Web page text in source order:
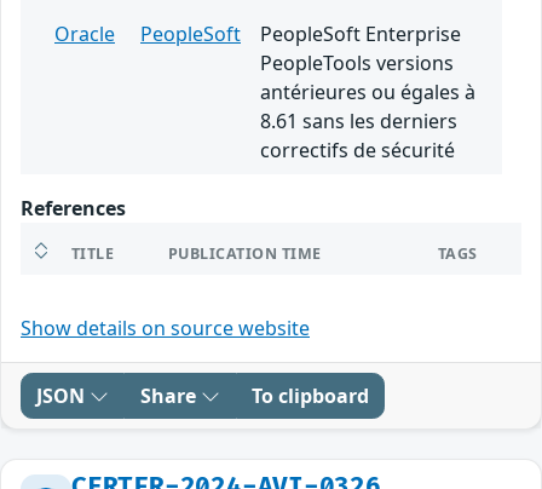
Oracle
PeopleSoft
PeopleSoft Enterprise
PeopleTools versions
antérieures ou égales à
8.61 sans les derniers
correctifs de sécurité
References
TITLE PUBLICATION TIME TAGS
Show details on source website
JSON Share To clipboard